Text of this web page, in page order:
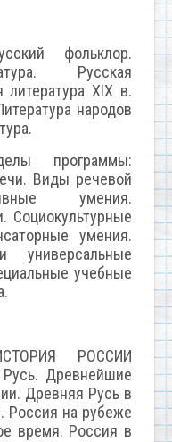
фольклор.
Русская
литература XIX в.
народов
программы:
Виды речевой
умения.
Социокультурные
умения.
учебные
РОССИИ
Древнейшие
Древняя Русь в
Россия на рубеже
время. Россия в